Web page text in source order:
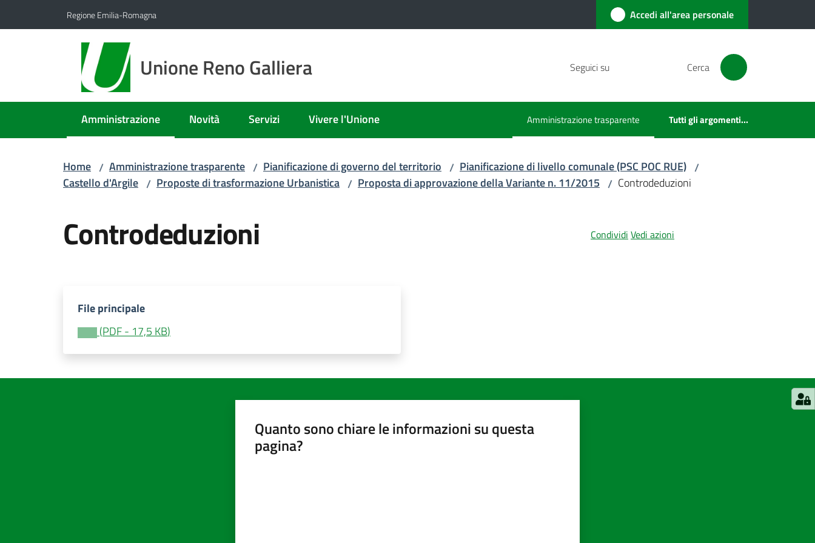
Regione Emilia-Romagna Accedi all'area personale
Unione Reno Galliera Seguici su Cerca
Amministrazione
Menu selezionato Novità Servizi Vivere l'Unione Amministrazione trasparente
Menu selezionato Tutti gli argomenti...
Home / Amministrazione trasparente / Pianificazione di governo del territorio / Pianificazione di livello comunale (PSC POC RUE) /
Castello d'Argile / Proposte di trasformazione Urbanistica / Proposta di approvazione della Variante n. 11/2015 / Controdeduzioni
Controdeduzioni Condividi Vedi azioni
File principale
(PDF- 17,5 KB)
Quanto sono chiare le informazioni su questa
pagina?